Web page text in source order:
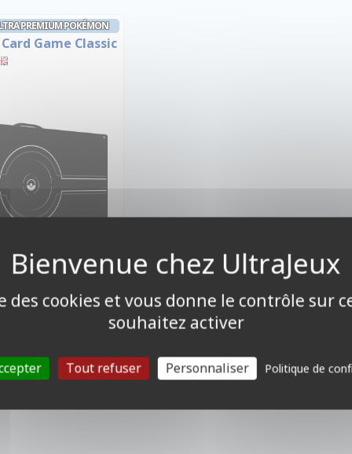
PREMIUM POKÉMON
Game Classic
€ 374,90 €
des cookies et vous donne le contrôle sur
souhaitez activer
Tout refuser Personnaliser Politique de